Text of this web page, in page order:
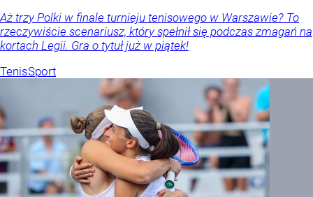
Aż trzy Polki w finale turnieju tenisowego w Warszawie? To
rzeczywiście scenariusz, który spełnił się podczas zmagań na
kortach Legii. Gra o tytuł już w piątek!
TenisSport